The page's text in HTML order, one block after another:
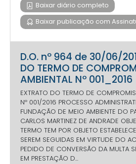
Baixar diário completo
Baixar publicação com
D.O. nº 964 de 30/06/
DO TERMO DE
AMBIENTAL Nº 001_2016
EXTRATO DO TERMO DE
Nº 001/2016 PROCESSO
FUNDAÇÃO DE MEIO AMBIENTE DO
CARLOS MARTINEZ DE ANDRADE
TERMO TEM POR OBJETO
SEREM SEGUIDAS EM VIRTUDE DO
PEDIDO DE CONVERSÃO DA MULTA
EM PRESTAÇÃO D...